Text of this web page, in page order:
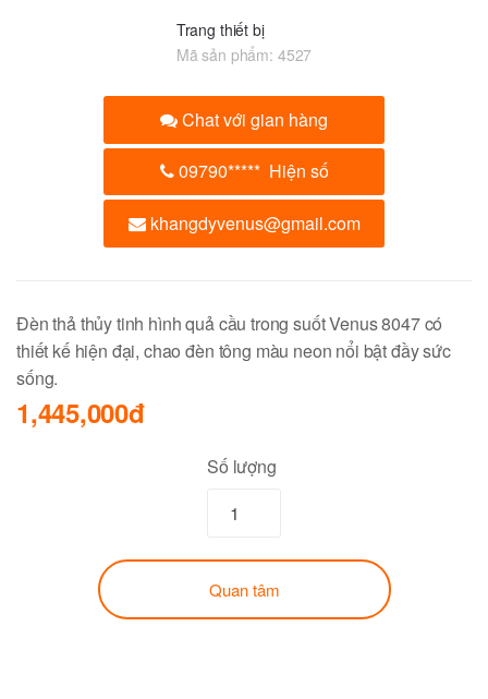
Trang thiết bị
Mã sản phẩm: 4527
Chat với gian hàng
09790***** Hiện số
khangdyvenus@gmail.com
Đèn thả thủy tinh hình quả cầu trong suốt Venus 8047 có
thiết kế hiện đại, chao đèn tông màu neon nổi bật đầy sức
sống.
1,445,000đ
Số lượng
Quan tâm